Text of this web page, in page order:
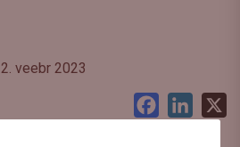
2. veebr 2023
Facebook